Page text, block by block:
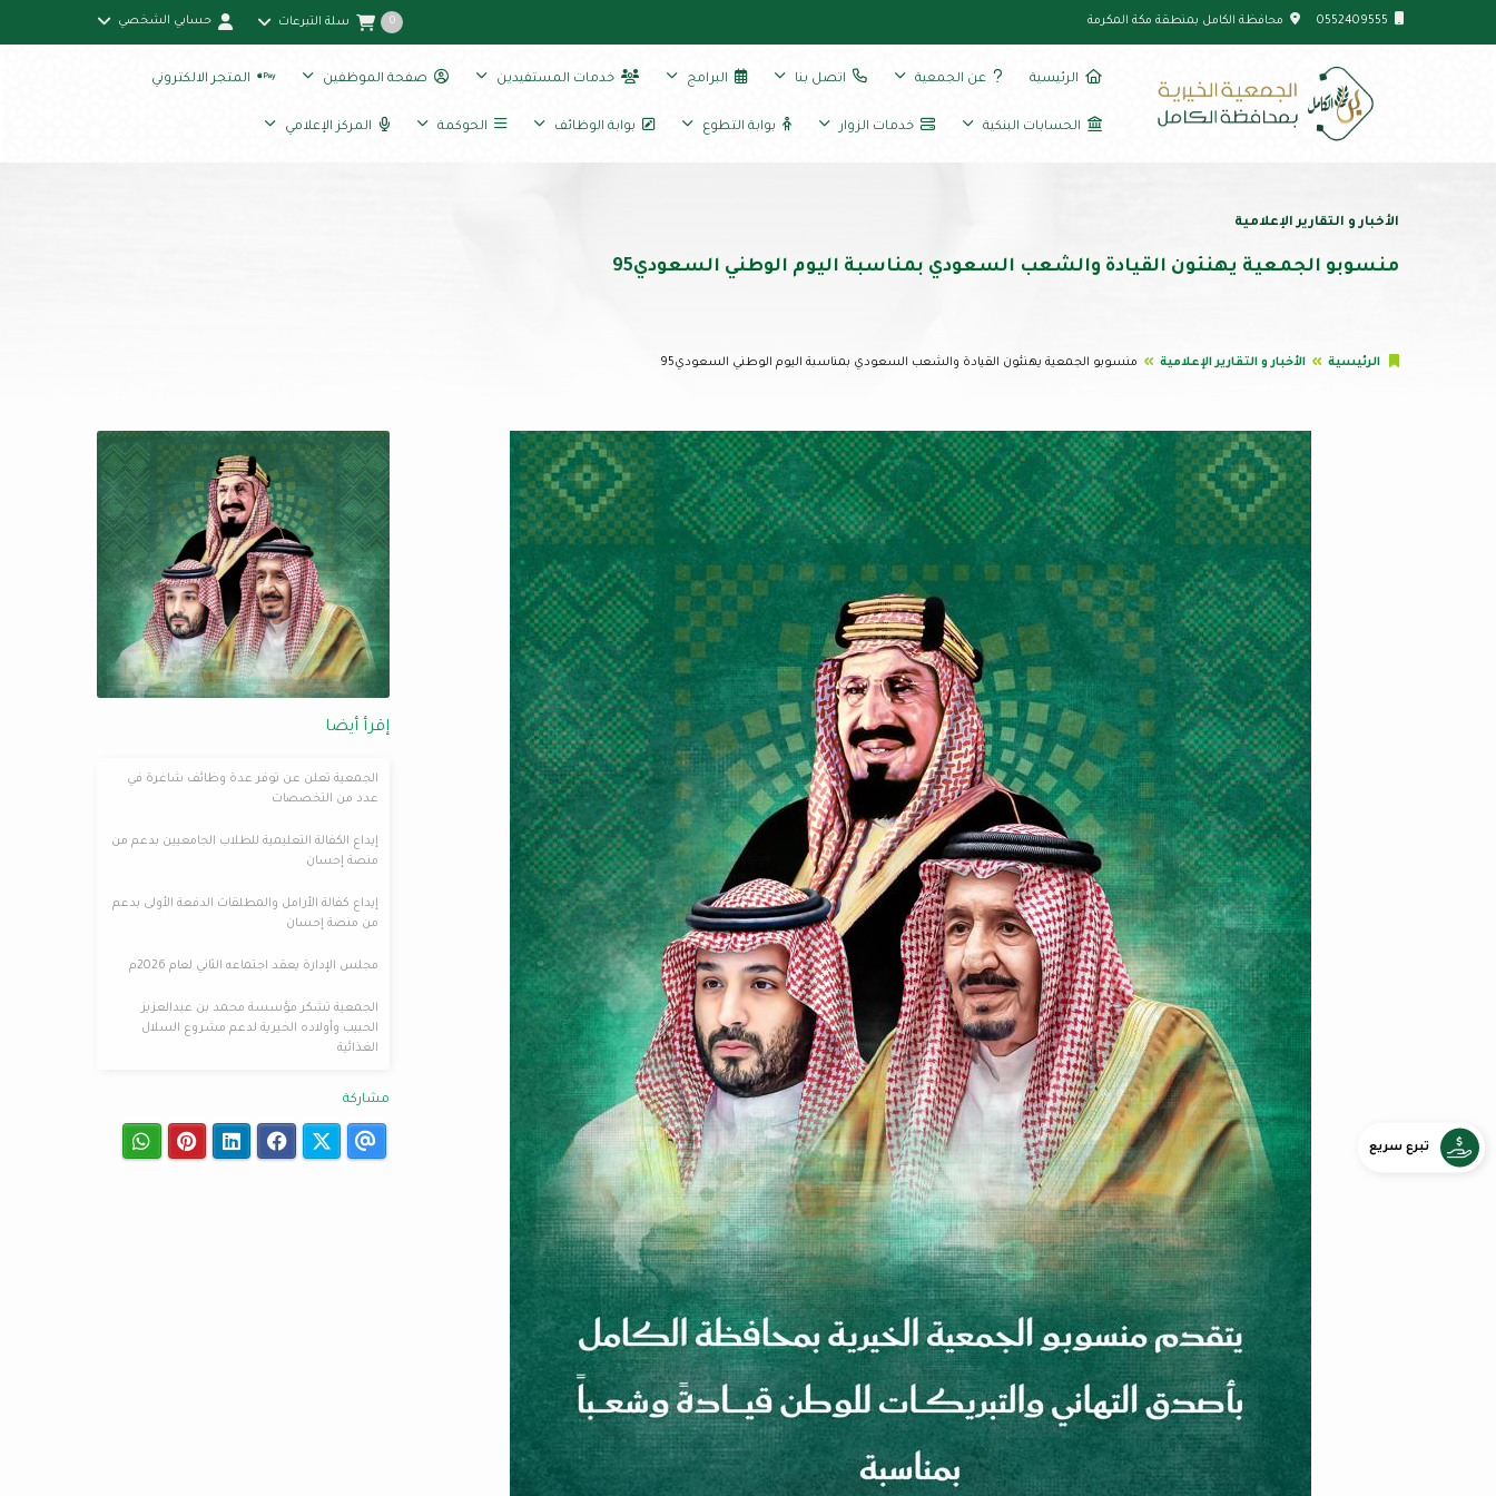
0552409555 محافظة الكامل بمنطقة مكة المكرمة 0 سلة التبرعات حسابي الشخصي
الرئيسية عن الجمعية اتصل بنا البرامج خدمات المستفيدين صفحة الموظفين المتجر الالكتروني
الحسابات البنكية خدمات الزوار بوابة التطوع بوابة الوظائف الحوكمة المركز الإعلامي
الأخبار و التقارير الإعلامية
منسوبو الجمعية يهنئون القيادة والشعب السعودي بمناسبة اليوم الوطني السعودي95
الرئيسية الأخبار و التقارير الإعلامية منسوبو الجمعية يهنئون القيادة والشعب السعودي بمناسبة اليوم الوطني السعودي95
إقرأ أيضا
الجمعية تعلن عن توفر عدة وظائف شاغرة في
عدد من التخصصات
إيداع الكفالة التعليمية للطلاب الجامعيين بدعم من
منصة إحسان
إيداع كفالة الأرامل والمطلقات الدفعة الأولى بدعم
من منصة إحسان
مجلس الإدارة يعقد اجتماعه الثاني لعام 2026م
الجمعية تشكر مؤسسة محمد بن عبدالعزيز
الحبيب وأولاده الخيرية لدعم مشروع السلال
الغذائية
مشاركة
تبرع سريع